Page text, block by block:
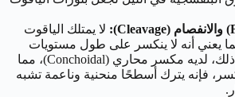
لا يمتلك الياقوت
يعني أنه لا ينكسر على طول مستويات
مسطحة. بدلاً من ذلك، لديه مكسر محاري (Conchoidal)، مما
فإنه يترك أسطحًا منحنية وناعمة تشبه